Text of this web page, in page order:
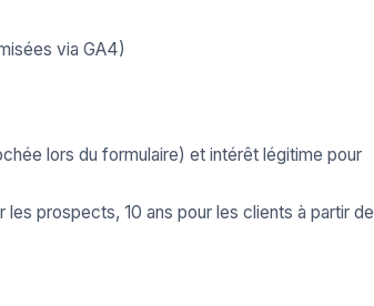
via GA4)
lors du formulaire) et intérêt légitime pour
prospects, 10 ans pour les clients à partir de